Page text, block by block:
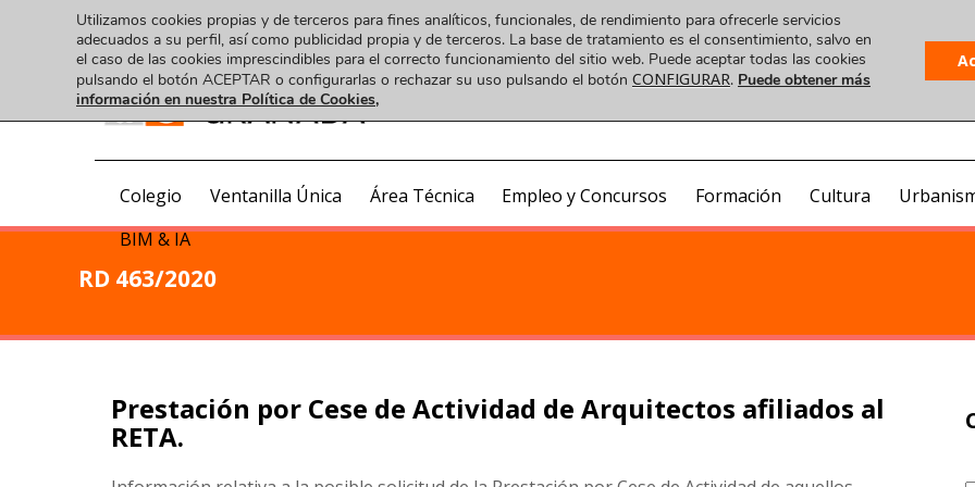
Colegio Ventanilla Única Área Técnica Empleo y Concursos Formación Cultura
BIM & IA
RD 463/2020
Prestación por Cese de Actividad de Arquitectos afiliados al
RETA.
Utilizamos cookies propias y de terceros para fines analíticos, funcionales, de rendimiento para ofrecerle servicios
adecuados a su perfil, así como publicidad propia y de terceros. La base de tratamiento es el consentimiento, salvo en
el caso de las cookies imprescindibles para el correcto funcionamiento del sitio web. Puede aceptar todas las cookies
pulsando el botón ACEPTAR o configurarlas o rechazar su uso pulsando el botón CONFIGURAR. Puede obtener más
información en nuestra Política de Cookies,